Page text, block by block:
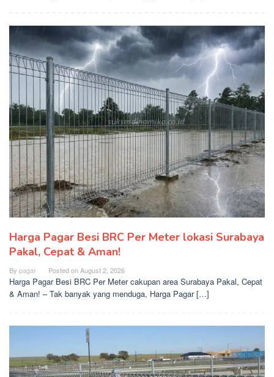
Harga Pagar Besi BRC Per Meter lokasi Surabaya
Pakal, Cepat & Aman!
By pagar Posted onAugust 2, 2026
Harga Pagar Besi BRC Per Meter cakupan area Surabaya Pakal, Cepat
& Aman! – Tak banyak yang menduga, Harga Pagar […]